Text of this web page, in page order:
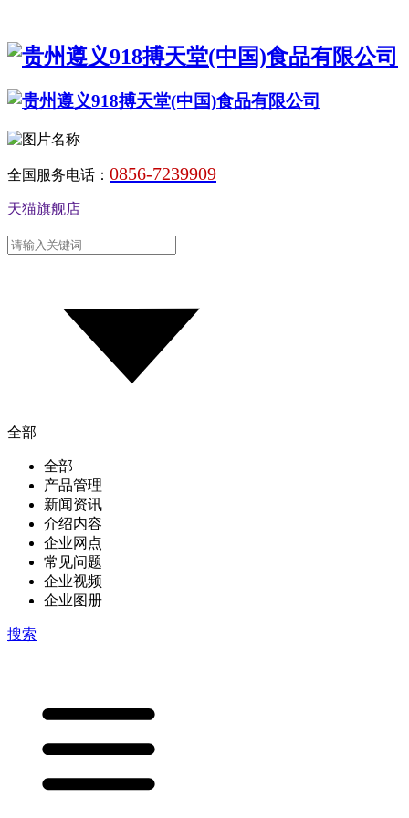
全国服务电话： 0856-7239909
天猫旗舰店
全部
全部
产品管理
新闻资讯
介绍内容
企业网点
常见问题
企业视频
企业图册
搜索